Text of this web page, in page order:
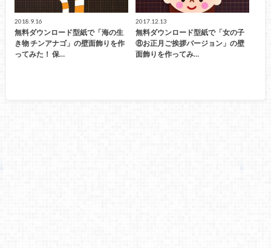
2018.9.16
無料ダウンロード型紙で「海の生
き物 チンアナゴ」の壁面飾りを作
ってみた！ 保…
2017.12.13
無料ダウンロード型紙で「女の子
⑧お正月ご挨拶バージョン」の壁
面飾りを作ってみ…